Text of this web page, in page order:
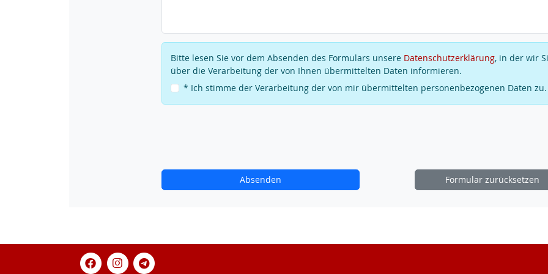
Bitte lesen Sie vor dem Absenden des Formulars unsere Datenschutzerklärung, in der wir
über die Verarbeitung der von Ihnen übermittelten Daten informieren.
* Ich stimme der Verarbeitung der von mir übermittelten personenbezogenen Daten zu.
Absenden Formular zurücksetzen